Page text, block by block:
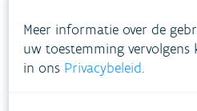
VLAAMSE
Meer informatie over de
uw toestemming
in ons Privacybeleid.